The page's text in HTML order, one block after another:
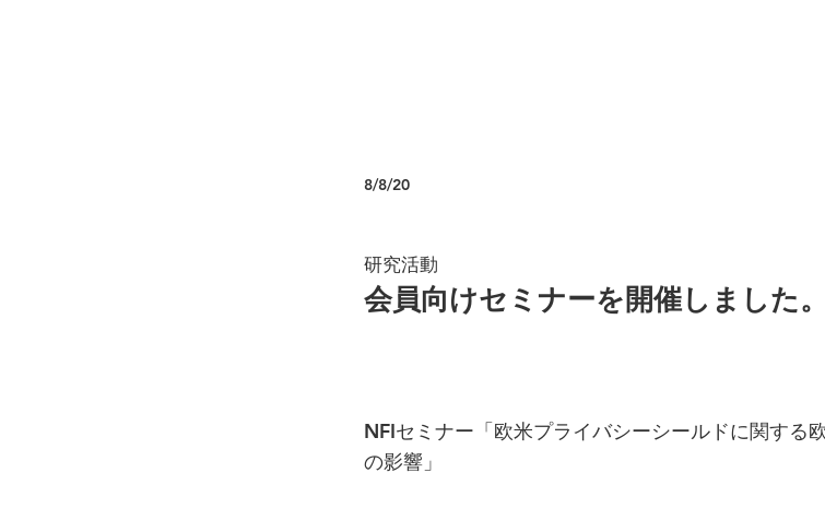
8/8/20
研究活動
会員向けセミナーを開催しました
NFIセミナー「欧米プライバシーシールドに関する
の影響」